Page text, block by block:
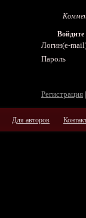
Логин(e-
Пароль
Регистрация
Для авторов